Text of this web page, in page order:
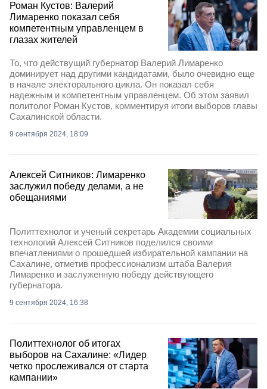
Роман Кустов: Валерий
Лимаренко показал себя
компетентным управленцем в
глазах жителей
То, что действущий губернатор Валерий Лимаренко
доминирует над другими кандидатами, было очевидно еще
в начале электорального цикла. Он показал себя
надежным и компетентным управленцем. Об этом заявил
политолог Роман Кустов, комментируя итоги выборов главы
Сахалинской области.
9 сентября 2024, 18:09
Алексей Ситников: Лимаренко
заслужил победу делами, а не
обещаниями
Политтехнолог и ученый секретарь Академии социальных
технологий Алексей Ситников поделился своими
впечатлениями о прошедшей избирательной кампании на
Сахалине, отметив профессионализм штаба Валерия
Лимаренко и заслуженную победу действующего
губернатора.
9 сентября 2024, 16:38
Политтехнолог об итогах
выборов на Сахалине: «Лидер
четко прослеживался от старта
кампании»